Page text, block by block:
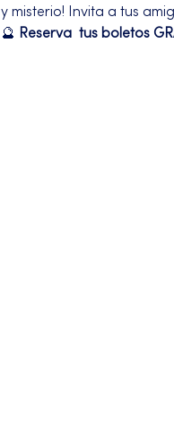
y misterio! Invita a tus
🔮 Reserva  tus boletos